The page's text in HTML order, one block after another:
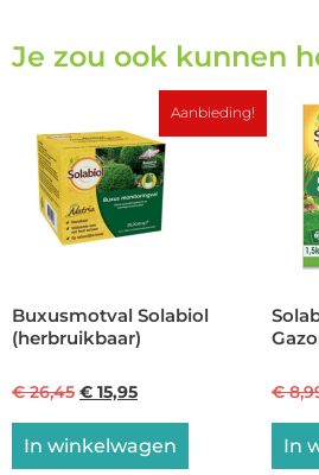
Je zou ook kunnen
Aanbieding!
Buxusmotval Solabiol
(herbruikbaar)
€26,45 € 15,95
In winkelwagen
€
In